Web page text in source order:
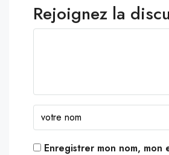
Rejoignez la
Enregistrer mon nom,